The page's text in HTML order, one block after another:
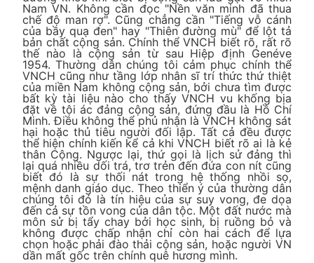
Nam VN. Không cần đọc "Nền văn minh đã thua
chế độ man rợ". Cũng chẳng cần "Tiếng vỗ cánh
của bầy quạ đen" hay "Thiên đường mù" để lột tả
bản chất cộng sản. Chính thể VNCH biết rõ, rất rõ
thế nào là cộng sản từ sau Hiệp định Genéve
1954. Thường dân chúng tôi cảm phục chính thể
VNCH cũng như tầng lớp nhân sĩ trí thức thứ thiệt
của miền Nam không cộng sản, bởi chưa tìm được
bất kỳ tài liệu nào cho thấy VNCH vu khống bịa
đặt về tội ác đảng cộng sản, đứng đầu là Hồ Chí
Minh. Điều không thể phủ nhận là VNCH không sát
hại hoặc thủ tiêu người đối lập. Tất cả đều được
thể hiện chính kiến kể cả khi VNCH biết rõ ai là kẻ
thân Cộng. Ngược lại, thứ gọi là lịch sử đảng thì
lại quá nhiều dối trá, trơ trẻn đến đứa con nít cũng
biết đó là sự thối nát trong hệ thống nhồi sọ,
mệnh danh giáo dục. Theo thiển ý của thường dân
chúng tôi đó là tín hiệu của sự suy vong, đe dọa
đến cả sự tồn vong của dân tộc. Một đất nước mà
môn sử bị tẩy chay bởi học sinh, bị ruồng bỏ và
không được chấp nhận chỉ còn hai cách để lựa
chọn hoặc phải đào thải cộng sản, hoặc người VN
dần mất gốc trên chính quê hương mình.